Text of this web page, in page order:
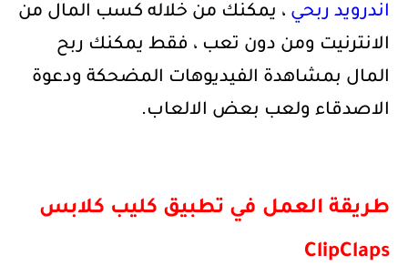
اندرويد ربحي ، يمكنك من خلاله كسب المال من
الانترنيت ومن دون تعب ، فقط يمكنك ربح
المال بمشاهدة الفيديوهات المضحكة ودعوة
الاصدقاء ولعب بعض الالعاب.
طريقة العمل في تطبيق كليب كلابس
ClipClaps